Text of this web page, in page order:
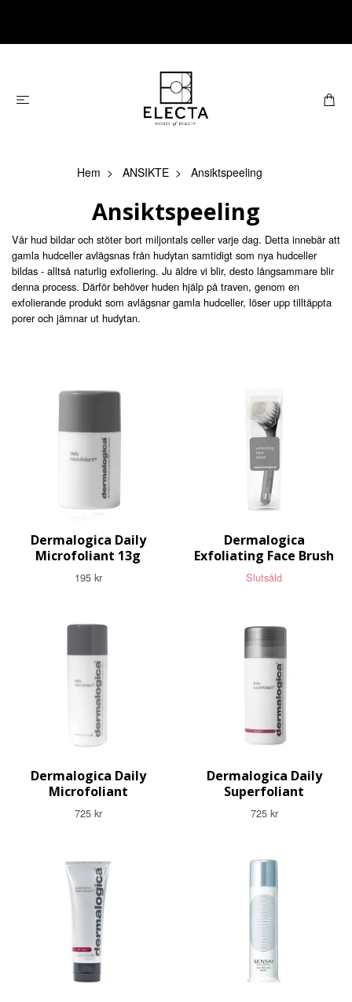
Hem ANSIKTE Ansiktspeeling
Ansiktspeeling
Vår hud bildar och stöter bort miljontals celler varje dag. Detta innebär att
gamla hudceller avlägsnas från hudytan samtidigt som nya hudceller
bildas - alltså naturlig exfoliering. Ju äldre vi blir, desto långsammare blir
denna process. Därför behöver huden hjälp på traven, genom en
exfolierande produkt som avlägsnar gamla hudceller, löser upp tilltäppta
porer och jämnar ut hudytan.
Dermalogica Daily
Microfoliant 13g
195 kr
Dermalogica
Exfoliating Face Brush
Slutsåld
Dermalogica Daily
Microfoliant
725 kr
Dermalogica Daily
Superfoliant
725 kr